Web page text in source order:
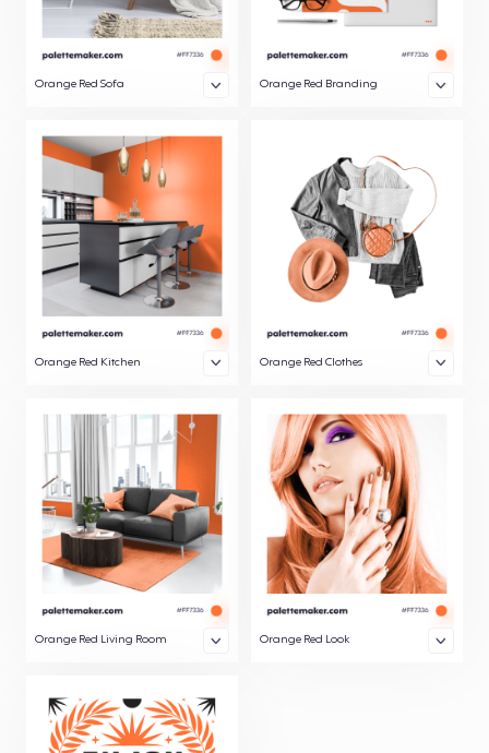
Orange Red Sofa Orange Red Branding
Orange Red Kitchen Orange Red Clothes
Orange Red Living Room Orange Red Look